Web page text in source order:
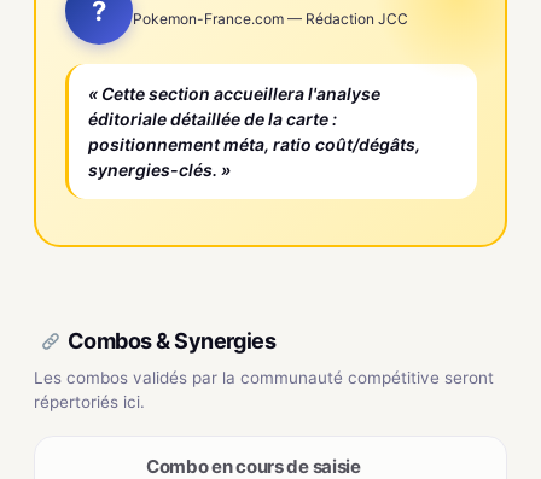
? Pokemon-France.com — Rédaction JCC
« Cette section accueillera l'analyse
éditoriale détaillée de la carte :
positionnement méta, ratio coût/dégâts,
synergies-clés. »
Combos & Synergies
Les combos validés par la communauté compétitive seront
répertoriés ici.
Combo en cours de saisie